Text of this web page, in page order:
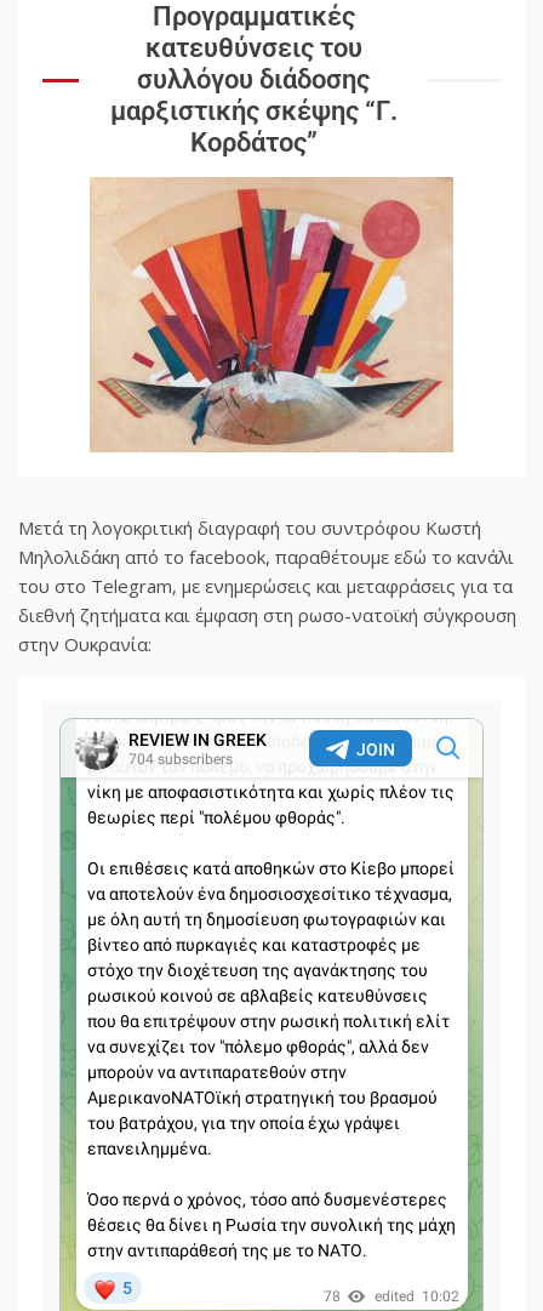
Προγραμματικές
κατευθύνσεις του
συλλόγου διάδοσης
μαρξιστικής σκέψης “Γ.
Κορδάτος”
Μετά τη λογοκριτική διαγραφή του συντρόφου Κωστή
Μηλολιδάκη από το facebook, παραθέτουμε εδώ το κανάλι
του στο Telegram, με ενημερώσεις και μεταφράσεις για τα
διεθνή ζητήματα και έμφαση στη ρωσο-νατοϊκή σύγκρουση
στην Ουκρανία: